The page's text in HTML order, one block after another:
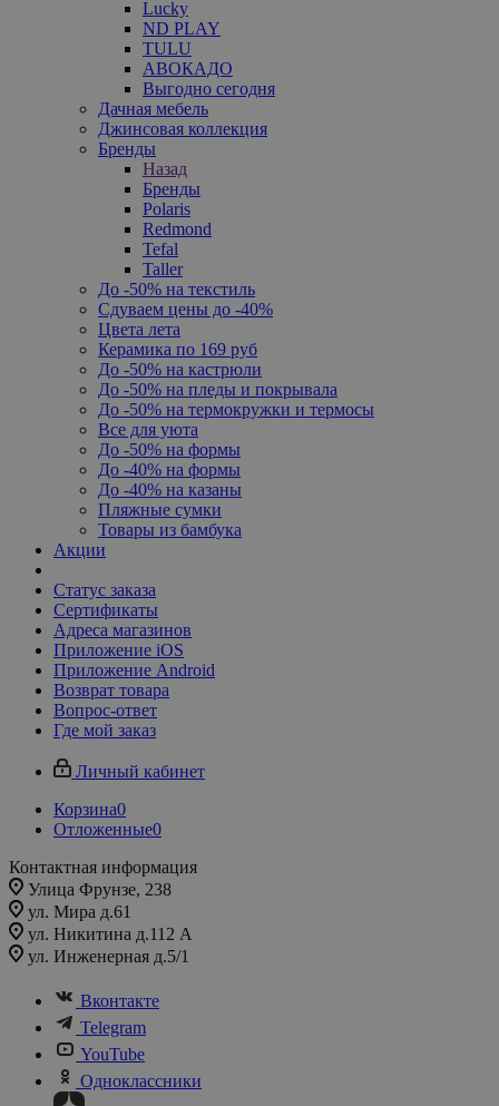
Lucky
ND PLAY
TULU
АВОКАДО
Выгодно сегодня
Дачная мебель
Джинсовая коллекция
Бренды
Назад
Бренды
Polaris
Redmond
Tefal
Taller
До -50% на текстиль
Сдуваем цены до -40%
Цвета лета
Керамика по 169 руб
До -50% на кастрюли
До -50% на пледы и покрывала
До -50% на термокружки и термосы
Все для уюта
До -50% на формы
До -40% на формы
До -40% на казаны
Пляжные сумки
Товары из бамбука
Акции
Статус заказа
Сертификаты
Адреса магазинов
Приложение iOS
Приложение Android
Возврат товара
Вопрос-ответ
Где мой заказ
Личный кабинет
Корзина0
Отложенные0
Контактная информация
Улица Фрунзе, 238​
ул. Мира д.61
ул. Никитина д.112 А
ул. Инженерная д.5/1
Вконтакте
Telegram
YouTube
Одноклассники